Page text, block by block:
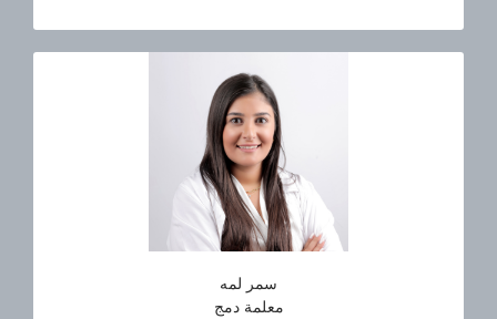
سمر لمه
معلمة دمج